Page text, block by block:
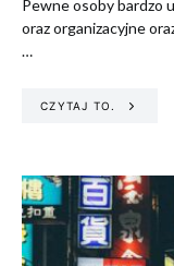
Pewne osoby bardzo
oraz organizacyjne
…
CZYTAJ TO.